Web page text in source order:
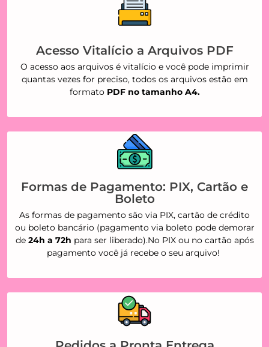
Acesso Vitalício a Arquivos PDF
O acesso aos arquivos é vitalício e você pode imprimir
quantas vezes for preciso, todos os arquivos estão em
formato PDF no tamanho A4.
Formas de Pagamento: PIX, Cartão e
Boleto
As formas de pagamento são via PIX, cartão de crédito
ou boleto bancário (pagamento via boleto pode demorar
de 24h a 72h para ser liberado).No PIX ou no cartão após
pagamento você já recebe o seu arquivo!